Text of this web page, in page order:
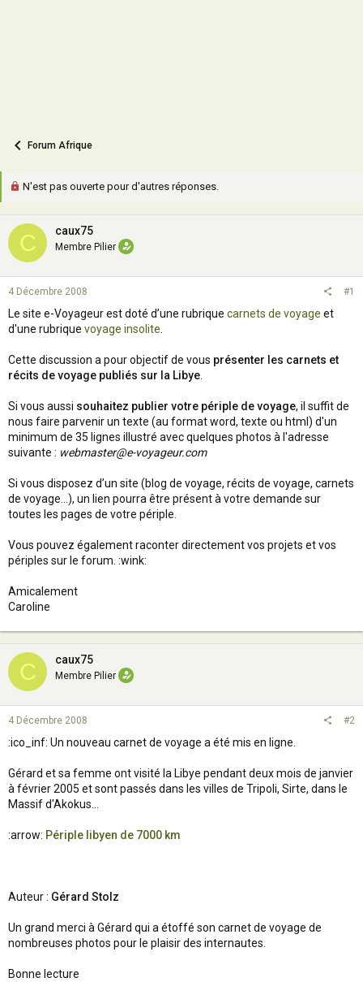
Forum Afrique
N'est pas ouverte pour d'autres réponses.
C caux75
Membre Pilier
4 Décembre 2008 #1
Le site e-Voyageur est doté d’une rubrique carnets de voyage et
d'une rubrique voyage insolite
Cette discussion a pour objectif de vous présenter les carnets et
récits de voyage publiés sur la Libye
Si vous aussi souhaitez publier votre périple de voyage, il suffit de
nous faire parvenir un texte (au format word, texte ou html) d'un
minimum de 35 lignes illustré avec quelques photos à l'adresse
suivante : webmaster@e-voyageur.com
Si vous disposez d’un site (blog de voyage, récits de voyage, carnets
de voyage…), un lien pourra être présent à votre demande sur
toutes les pages de votre périple.
Vous pouvez également raconter directement vos projets et vos
périples sur le forum. :wink:
Amicalement
Caroline
C caux75
Membre Pilier
4 Décembre 2008 #2
:ico_inf: Un nouveau carnet de voyage a été mis en ligne.
Gérard et sa femme ont visité la Libye pendant deux mois de janvier
à février 2005 et sont passés dans les villes de Tripoli, Sirte, dans le
Massif d'Akokus...
:arrow: Périple libyen de 7000 km
Auteur : Gérard Stolz
Un grand merci à Gérard qui a étoffé son carnet de voyage de
nombreuses photos pour le plaisir des internautes.
Bonne lecture